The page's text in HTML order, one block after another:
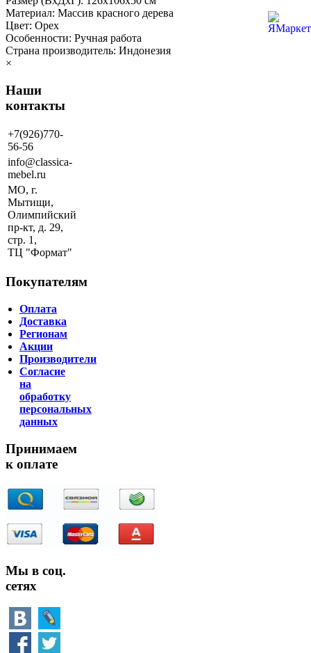
Материал: Массив красного дерева
Цвет: Орех
Особенности: Ручная работа
Страна производитель: Индонезия
×
Наши
контакты
+7(926)770-
56-56
info@classica-
mebel.ru
МО, г.
Мытищи,
Олимпийский
пр-кт, д. 29,
стр. 1,
ТЦ "Формат"
Покупателям
Оплата
Доставка
Регионам
Акции
Производители
Согласие
на
обработку
персональных
данных
Принимаем
к оплате
Мы в соц.
сетях